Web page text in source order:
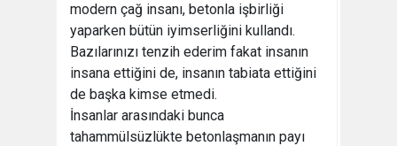
modern çağ insanı, betonla işbirliği
yaparken bütün iyimserliğini kullandı.
Bazılarınızı tenzih ederim fakat insanın
insana ettiğini de, insanın tabiata ettiğini
de başka kimse etmedi.
İnsanlar arasındaki bunca
tahammülsüzlükte betonlaşmanın payı